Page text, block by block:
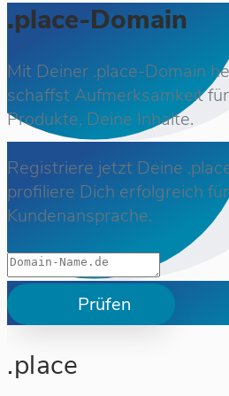
.place-Domain
Mit Deiner .place-Domain
schaffst Aufmerksamkeit
Produkte, Deine Inhalte.
Registriere jetzt Deine
profiliere Dich erfolgreich
Kundenansprache.
Prüfen
.place